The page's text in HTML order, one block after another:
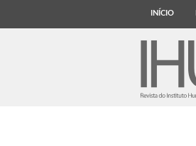
INÍCIO